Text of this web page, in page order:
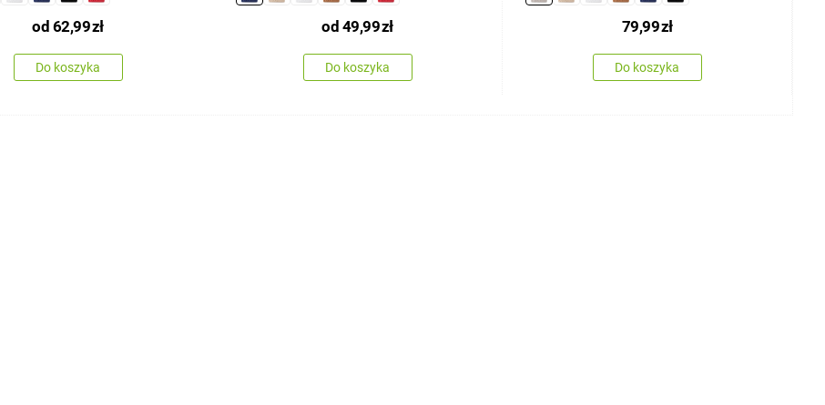
od 62,99zł
Do koszyka
od 49,99zł
Do koszyka
79,99zł
Do koszyka